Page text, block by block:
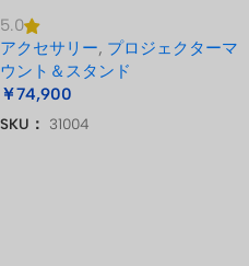
5.0
アクセサリー, プロジェクターマ
ウント＆スタンド
￥74,900
SKU： 31004